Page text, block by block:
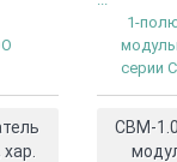
о выпуске
..
1-
серии
CBM-